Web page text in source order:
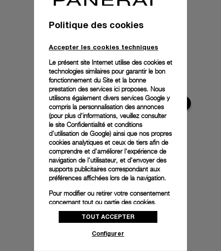
Politique des cookies
Accepter les cookies techniques
Le présent site Internet utilise des cookies et
technologies similaires pour garantir le bon
fonctionnement du Site et la bonne
prestation des services ici proposes. Nous
utilisons également divers services Google y
compris la personnalisation des annonces
(pour plus d'informations, veuillez consulter
le site Confidentialité et conditions
d'utilisation de Google) ainsi que nos propres
cookies analytiques et ceux de tiers afin de
comprendre et d'améliorer l'expérience de
navigation de l'utilisateur, et d'envoyer des
supports publicitaires correspondant aux
préférences affichées lors de la navigation.
Pour modifier ou retirer votre consentement
concernant tout ou partie des cookies,
cliquez sur « Configurer » ou consultez notre
politique des cookiespour obtenir plus
TOUT ACCEPTER
Configurer